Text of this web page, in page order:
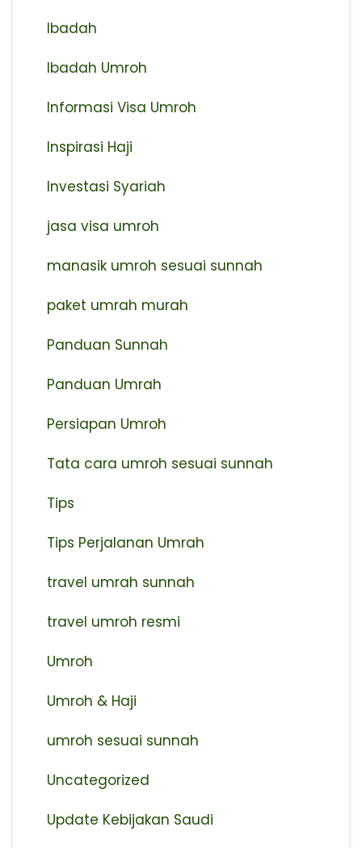
Ibadah
Ibadah Umroh
Informasi Visa Umroh
Inspirasi Haji
Investasi Syariah
jasa visa umroh
manasik umroh sesuai sunnah
paket umrah murah
Panduan Sunnah
Panduan Umrah
Persiapan Umroh
Tata cara umroh sesuai sunnah
Tips
Tips Perjalanan Umrah
travel umrah sunnah
travel umroh resmi
Umroh
Umroh & Haji
umroh sesuai sunnah
Uncategorized
Update Kebijakan Saudi